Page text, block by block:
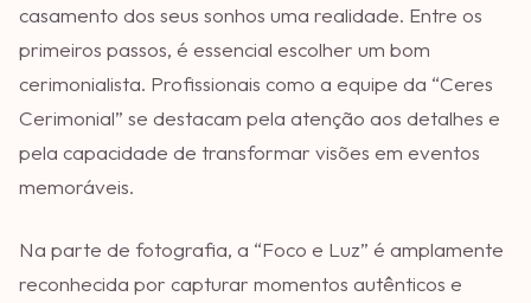
casamento dos seus sonhos uma realidade. Entre os
primeiros passos, é essencial escolher um bom
cerimonialista. Profissionais como a equipe da “Ceres
Cerimonial” se destacam pela atenção aos detalhes e
pela capacidade de transformar visões em eventos
memoráveis.
Na parte de fotografia, a “Foco e Luz” é amplamente
reconhecida por capturar momentos autênticos e